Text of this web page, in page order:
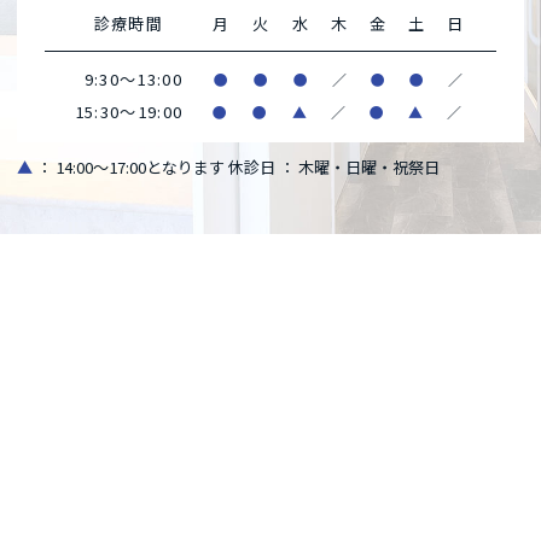
診療時間 月 火 水 木 金 土 日
9:30～13:00 ● ● ● ／ ● ● ／
15:30～19:00 ● ● ▲ ／ ● ▲ ／
▲ ： 14:00～17:00となります 休診日 ： 木曜・日曜・祝祭日